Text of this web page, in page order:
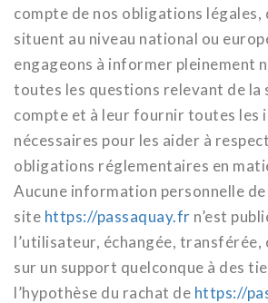
compte de nos obligations légales,
situent au niveau national ou
engageons à informer pleinement
toutes les questions relevant de la
compte et à leur fournir toutes les
nécessaires pour les aider à
obligations réglementaires en
Aucune information personnelle
site https://passaquay.fr n’est
l’utilisateur, échangée, transférée,
sur un support quelconque à des
l’hypothèse du rachat de https://